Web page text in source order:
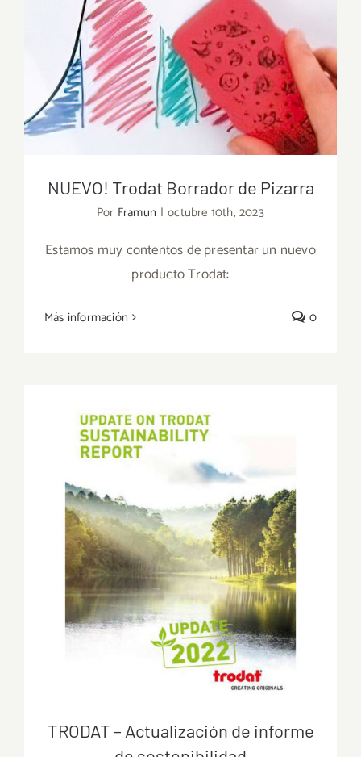
NUEVO! Trodat Borrador de Pizarra
NUEVO! Trodat Borrador de Pizarra
Por Framun | octubre 10th, 2023
Estamos muy contentos de presentar un nuevo
producto Trodat:
Más información 0
TRODAT – Actualización de informe